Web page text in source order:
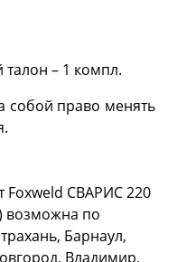
– 1 компл.
собой право менять
Foxweld СВАРИС 220
возможна по
Барнаул,
Владимир,